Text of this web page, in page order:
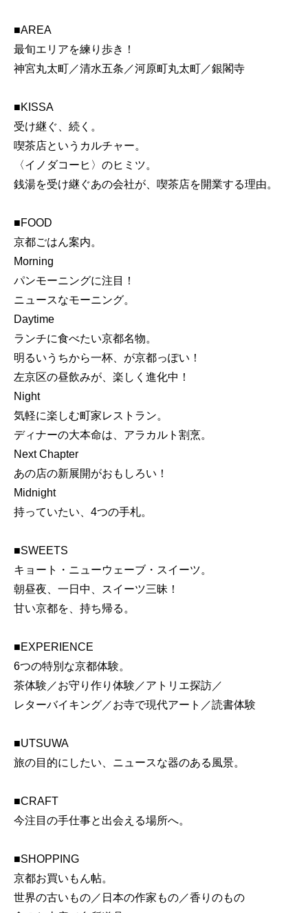
■AREA
最旬エリアを練り歩き！
神宮丸太町／清水五条／河原町丸太町／銀閣寺
■KISSA
受け継ぐ、続く。
喫茶店というカルチャー。
〈イノダコーヒ〉のヒミツ。
銭湯を受け継ぐあの会社が、喫茶店を開業する理由。
■FOOD
京都ごはん案内。
Morning
パンモーニングに注目！
ニュースなモーニング。
Daytime
ランチに食べたい京都名物。
明るいうちから一杯、が京都っぽい！
左京区の昼飲みが、楽しく進化中！
Night
気軽に楽しむ町家レストラン。
ディナーの大本命は、アラカルト割烹。
Next Chapter
あの店の新展開がおもしろい！
Midnight
持っていたい、4つの手札。
■SWEETS
キョート・ニューウェーブ・スイーツ。
朝昼夜、一日中、スイーツ三昧！
甘い京都を、持ち帰る。
■EXPERIENCE
6つの特別な京都体験。
茶体験／お守り作り体験／アトリエ探訪／
レターバイキング／お寺で現代アート／読書体験
■UTSUWA
旅の目的にしたい、ニュースな器のある風景。
■CRAFT
今注目の手仕事と出会える場所へ。
■SHOPPING
京都お買いもん帖。
世界の古いもの／日本の作家もの／香りのもの